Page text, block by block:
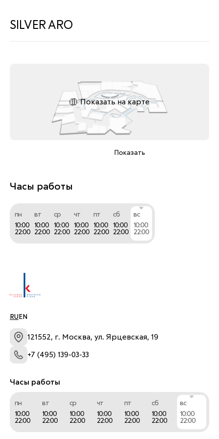
SILVER ARO
Показать на карте
Показать
Часы работы
пн
10:00
22:00
вт
10:00
22:00
ср
10:00
22:00
чт
10:00
22:00
пт
10:00
22:00
сб
10:00
22:00
вс
10:00
22:00
RU EN
121552, г. Москва, ул. Ярцевская, 19
+7 (495) 139-03-33
Часы работы
пн
10:00
22:00
вт
10:00
22:00
ср
10:00
22:00
чт
10:00
22:00
пт
10:00
22:00
сб
10:00
22:00
вс
10:00
22:00